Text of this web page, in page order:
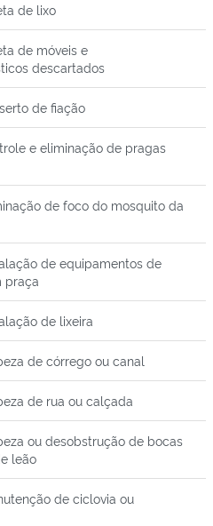
de lixo
de móveis e
descartados
de fiação
e eliminação de pragas
de foco do mosquito da
de equipamentos de
praça
de lixeira
de córrego ou canal
de rua ou calçada
ou desobstrução de bocas
leão
de ciclovia ou